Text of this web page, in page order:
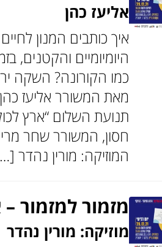
אליעז כהן
איך כותבים המנון
היומיומיים והקטנים,
כמו הקורונה? השקה
מאת המשורר אליעז
תנועת השלום “ארץ
חסון, המשורר שחר
המוזיקה: מורין נהדר
מזמור למזמור –
מוזיקה: מורין נהדר